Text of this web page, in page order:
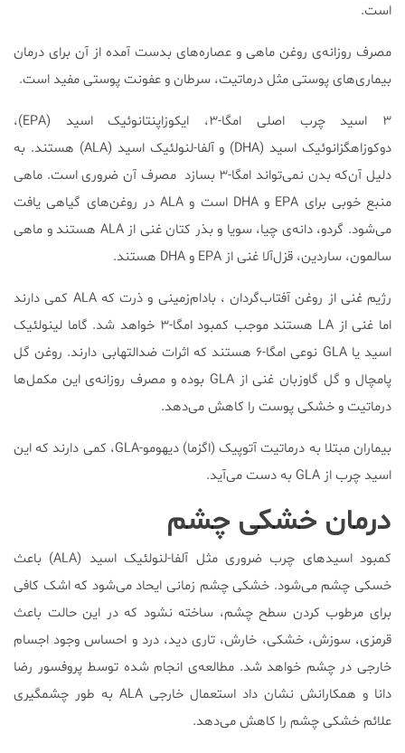
است.
مصرف روزانه‌ی روغن ماهی و عصاره‌های بدست آمده از آن برای درمان
بیماری‌های پوستی مثل درماتیت، سرطان و عفونت پوستی مفید است.
۳ اسید چرب اصلی امگا-۳، ایکوزاپنتانوئیک اسید (EPA)،
دوکوزاهگزانوئیک اسید (DHA) و آلفا-لنولئیک اسید (ALA) هستند. به
دلیل آن‌که بدن نمی‌تواند امگا-۳ بسازد مصرف آن ضروری است. ماهی
منبع خوبی برای EPA و DHA است و ALA در روغن‌های گیاهی یافت
می‌شود. گردو، دانه‌ی چیا، سویا و بذر کتان غنی از ALA هستند و ماهی
سالمون، ساردین، قزل‌آلا غنی از EPA و DHA هستند.
رژیم غنی از روغن آفتاب‌گردان ، بادام‌زمینی و ذرت که ALA کمی دارند
اما غنی از LA هستند موجب کمبود امگا-۳ خواهد شد. گاما لینولئیک
اسید یا GLA نوعی امگا-۶ هستند که اثرات ضدالتهابی دارند. روغن گل
پامچال و گل گاوزبان غنی از GLA بوده و مصرف روزانه‌ی این مکمل‌ها
درماتیت و خشکی پوست را کاهش می‌دهد.
بیماران مبتلا به درماتیت آتوپیک (اگزما) دیهومو-GLA، کمی دارند که این
اسید چرب از GLA به دست می‌آید.
درمان خشکی چشم
کمبود اسیدهای چرب ضروری مثل آلفا-لنولئیک اسید (ALA) باعث
خسکی چشم می‌شود. خشکی چشم زمانی ایحاد می‌شود که اشک کافی
برای مرطوب کردن سطح چشم، ساخته نشود که در این حالت باعث
قرمزی، سوزش، خشکی، خارش، تاری دید، درد و احساس وجود اجسام
خارجی در چشم خواهد شد. مطالعه‌ی انجام شده توسط پروفسور رضا
دانا و همکارانش نشان داد استعمال خارجی ALA به طور چشمگیری
علائم خشکی چشم را کاهش می‌دهد.